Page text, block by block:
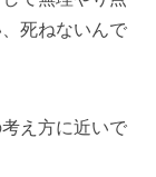
死ねないんで
え方に近いで